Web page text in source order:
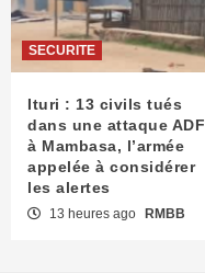
SECURITE
Ituri : 13 civils tués
dans une attaque ADF
à Mambasa, l’armée
appelée à considérer
les alertes
13 heures ago RMBB